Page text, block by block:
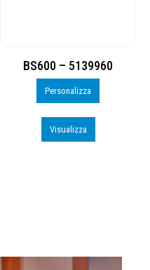
Toppe ricamate in HD
Personalizza
Visualizza